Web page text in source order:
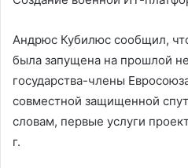
Андрюс Кубилюс сообщил,
была запущена на прошлой
государства-члены
совместной защищенной
словам, первые услуги
г.